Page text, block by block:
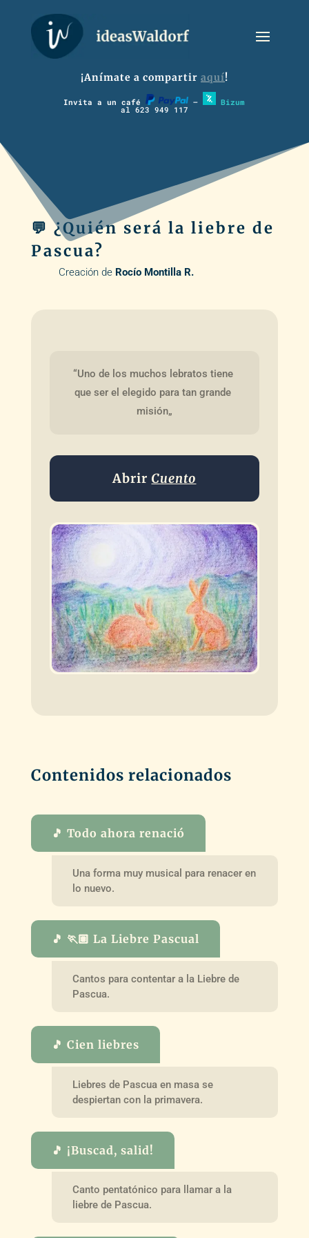
¡Anímate a compartir aquí!
Invita a un café – Bizum
al 623 949 117
💬 ¿Quién será la liebre de
Pascua?
Creación de Rocío Montilla R.
“Uno de los muchos lebratos tiene
que ser el elegido para tan grande
misión„
Abrir Cuento
Contenidos relacionados
🎵 Todo ahora renació
Una forma muy musical para renacer en
lo nuevo.
🎵 🏃🏽 La Liebre Pascual
Cantos para contentar a la Liebre de
Pascua.
🎵 Cien liebres
Liebres de Pascua en masa se
despiertan con la primavera.
🎵 ¡Buscad, salid!
Canto pentatónico para llamar a la
liebre de Pascua.